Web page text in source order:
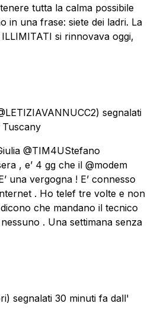
tutta la calma possibile
in una frase: siete dei ladri. La
si rinnovava oggi,
segnalati
Tuscany
@TIM4UStefano
, e’ 4 gg che il @modem
una vergogna ! E’ connesso
. Ho telef tre volte e non
che mandano il tecnico
. Una settimana senza
segnalati 30 minuti fa dall'